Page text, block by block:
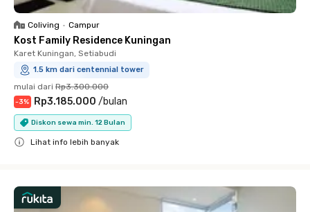
Coliving • Campur
Kost Family Residence Kuningan
Karet Kuningan, Setiabudi
1.5 km dari centennial tower
mulai dari Rp3.300.000
-3% Rp3.185.000 /bulan
Diskon sewa min. 12 Bulan
Lihat info lebih banyak